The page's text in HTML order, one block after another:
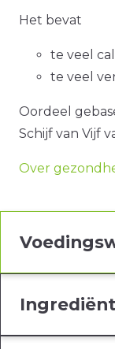
Het bevat
te veel
te veel
Oordeel
Schijf van Vijf
Over